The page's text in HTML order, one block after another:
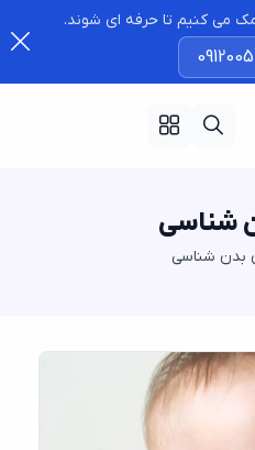
کنیم تا حرفه ای شوند.
شناسی